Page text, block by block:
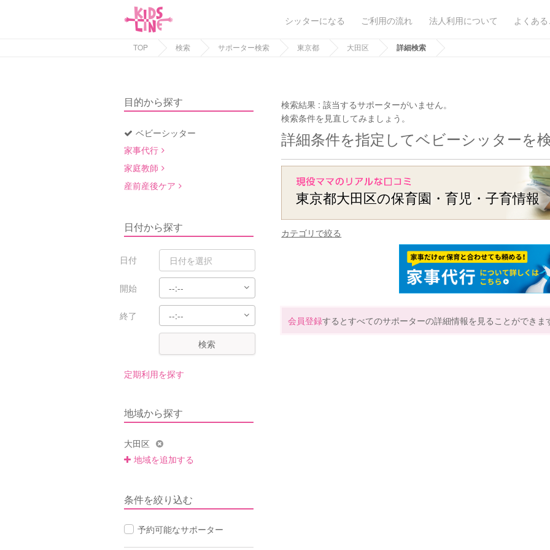
シッターになる ご利用の流れ 法人利用について よくあ
TOP 検索 サポーター検索 東京都 大田区 詳細検索
目的から探す
ベビーシッター
家事代行
家庭教師
産前産後ケア
日付から探す
日付
開始
終了
検索
定期利用を探す
地域から探す
大田区
地域を追加する
条件を絞り込む
予約可能なサポーター
検索結果 :該当するサポーターがいません。
検索条件を見直してみましょう。
詳細条件を指定してベビーシッターを
東京都大田区の保育園・育児・子育情報
カテゴリで絞る
会員登録するとすべてのサポーターの詳細情報を見ることができま